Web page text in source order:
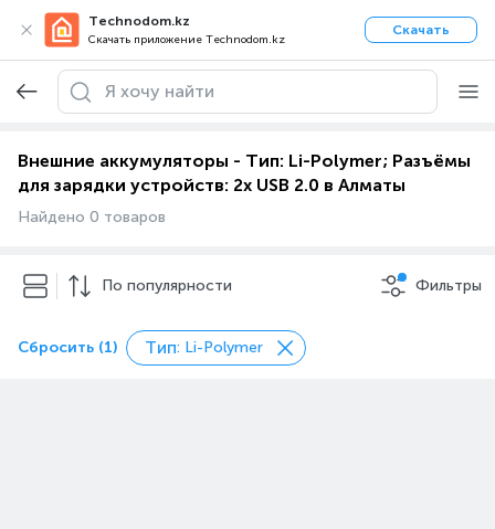
Technodom.kz
Скачать приложение Technodom.kz
Скачать
Внешние аккумуляторы - Тип: Li-Polymer; Разъёмы
для зарядки устройств: 2x USB 2.0 в Алматы
Найдено 0 товаров
По популярности Фильтры
Сбросить (1) Тип: Li-Polymer